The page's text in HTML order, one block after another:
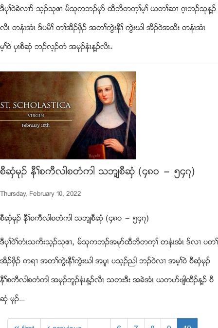
ဒီပုႈ၀ဲခဲလ႕ဏ သ့ဥသုဧ႕ မ္သုကဘဥမုဏ ထီဘိတက့ႈမ့ႈ ဎတႈဆ႕ ဂ့ၚဘဥသုန႔ဥ
လီၚ တနံၚအံၚ ဒ္ပမိႈ တႈအိဥဖွိဥ အတႈကြဲးနီႈ ကြဲးဃါ အိဥ၀ဲအသိး တနံၚအံၚ
မ့ႈ၀ဲ ပွၚစီဆွံ ဘဥလ့ဥတံ အမုဥနံၚန႔ဥလီၚ’
စီဆွံမုဥ နီႈစကီလါစတံကါ သဘ့်စီဆွံ (၄၈၀ ” ၅၄၇)
Thursday, February 10, 2022
စီဆွံမုဥ နီႈစကီလါစတံကါ သဘ့်စီဆွံ (၄၈၀ ” ၅၄၇)
ဒီပုႈ၀ဲႈတံၚသကိးသ့ဥသုဧ႕ယ မ္သုကဘဥအမုဏထီဘိတက့ႈ တနံၚအံၚ ဒ္လ႕ ပတႈ
အိဥဖွိဥ ကရ႕ အတႈကြဲးနီႈကြဲးဃါ အပူၚ ပသ့ဥညါ ဘဥ၀ဲလ႕ အမ့ႈ၀ဲ စီဆွံမုဥ
နီႈစကီလါစတံကါ အမုဥဘူဥနံၚန႔ဥလီၚ သတးဒီး အခဲအံၚ ဎကပဏဖ်ါထီဥန႔ဥ စီ
ဆွံ မုဥ...